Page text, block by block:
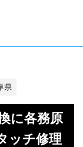
県
に各務原
ッチ修理